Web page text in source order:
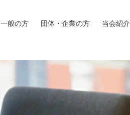
一般の方 団体・企業の方 当会紹介